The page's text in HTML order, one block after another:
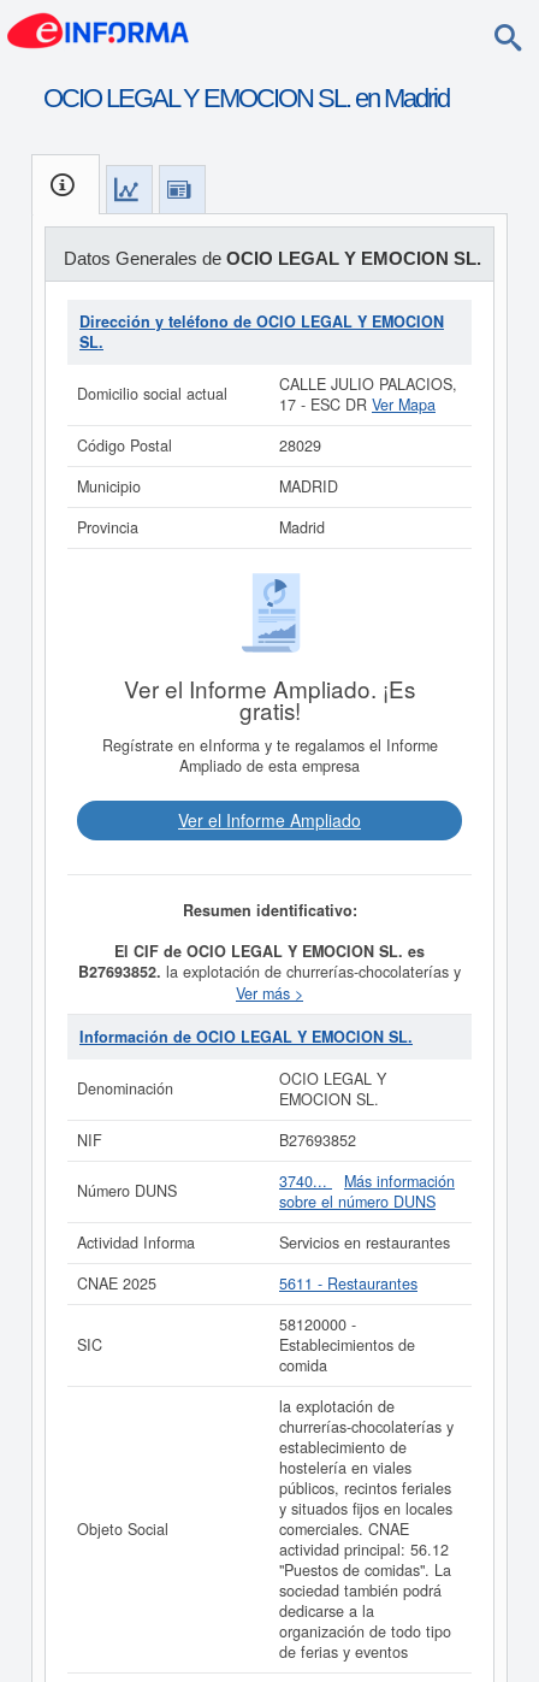
OCIO LEGAL Y EMOCION SL. en Madrid
Datos Generales de OCIO LEGAL Y EMOCION SL.
Dirección y teléfono de OCIO LEGAL Y EMOCION
SL.
Domicilio social actual
CALLE JULIO PALACIOS,
17 - ESC DR Ver Mapa
Código Postal
28029
Municipio
MADRID
Provincia
Madrid
Ver el Informe Ampliado. ¡Es
gratis!
Regístrate en eInforma y te regalamos el Informe
Ampliado de esta empresa
Ver el Informe Ampliado
Resumen identificativo:
El CIF de OCIO LEGAL Y EMOCION SL. es
B27693852. la explotación de churrerías-chocolaterías y
establecimiento de hostelería en viales públicos,
recintos feriales y situados fijos en locales comerciales.
CNAE actividad principal: 56.12 "Puestos de comidas".
de todo tipo de ferias y eventos es el propósito final de
la empresaOCIO LEGAL Y EMOCION SL.
5611 - Restaurantes. Los digitos correspondientes al
58120000. Esta empresa y las similares de su sector
pueden pedir algunas subvenciones. Si desea saber
cuales son puede hacer la consulta en esta página. El
capital social de la empresa se encuentra dentro del
está dada de alta en el Registro Mercantil de Madrid y
tiene 4 actos publicados en el BORME.
Si está interesado en conocer más datos de la empresa
OCIO LEGAL Y EMOCION SL. puedeacceder
inmediatamente a este Informe ampliado
LEGAL Y EMOCION SL.
La última actualización del informe de empresa se ha
realizado el 03/06/2026.
Ver más >
Información de OCIO LEGAL Y EMOCION SL.
Denominación
OCIO LEGAL Y
EMOCION SL.
NIF
B27693852
Número DUNS 3740...
Más información
sobre el número DUNS
Actividad Informa
Servicios en restaurantes
CNAE 2025
5611 - Restaurantes
SIC
58120000 -
Establecimientos de
comida
Objeto Social
la explotación de
churrerías-chocolaterías y
establecimiento de
hostelería en viales
públicos, recintos feriales
y situados fijos en locales
comerciales. CNAE
actividad principal: 56.12
"Puestos de comidas". La
sociedad también podrá
dedicarse a la
organización de todo tipo
de ferias y eventos